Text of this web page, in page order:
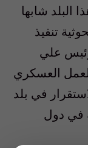
البلد شابها
تنفيذ
علي
العسكري
في بلد
في دول